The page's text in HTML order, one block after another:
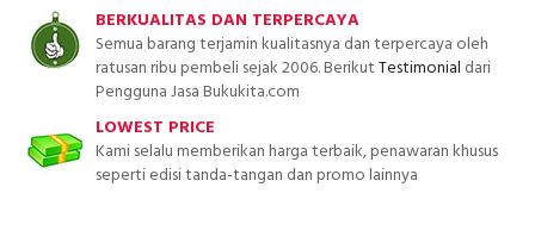
BERKUALITAS DAN TERPERCAYA
Semua barang terjamin kualitasnya dan terpercaya oleh
ratusan ribu pembeli sejak 2006. BerikutTestimonial dari
Pengguna Jasa Bukukita.com
LOWEST PRICE
Kami selalu memberikan harga terbaik, penawaran khusus
seperti edisi tanda-tangan dan promo lainnya